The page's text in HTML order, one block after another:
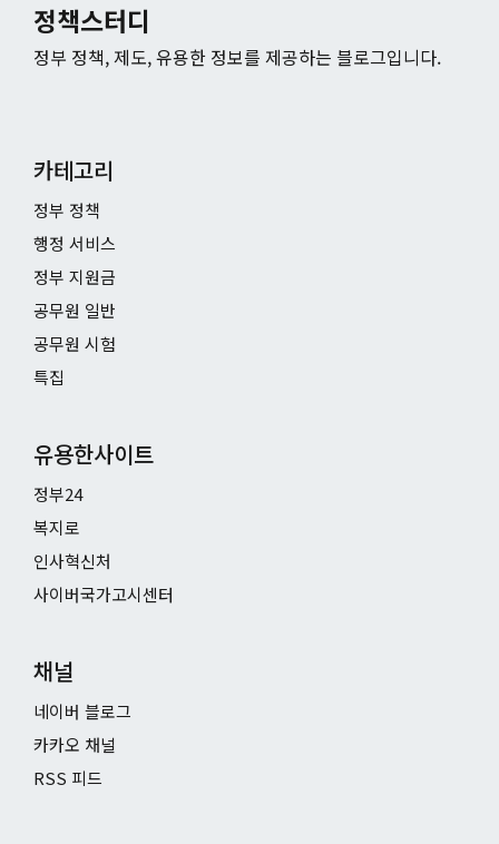
정책스터디
정부 정책, 제도, 유용한 정보를 제공하는 블로그입니다.
카테고리
정부 정책
행정 서비스
정부 지원금
공무원 일반
공무원 시험
특집
유용한사이트
정부24
복지로
인사혁신처
사이버국가고시센터
채널
네이버 블로그
카카오 채널
RSS 피드